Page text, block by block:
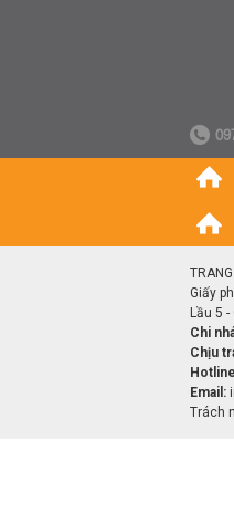
Giấy
Lầu 5
Chi
Chịu
Email:
Trách